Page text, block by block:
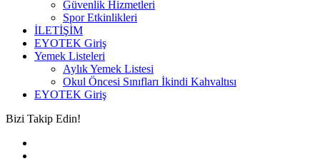
Güvenlik Hizmetleri
Spor Etkinlikleri
İLETİŞİM
EYOTEK Giriş
Yemek Listeleri
Aylık Yemek Listesi
Okul Öncesi Sınıfları İkindi Kahvaltısı
EYOTEK Giriş
Bizi Takip Edin!